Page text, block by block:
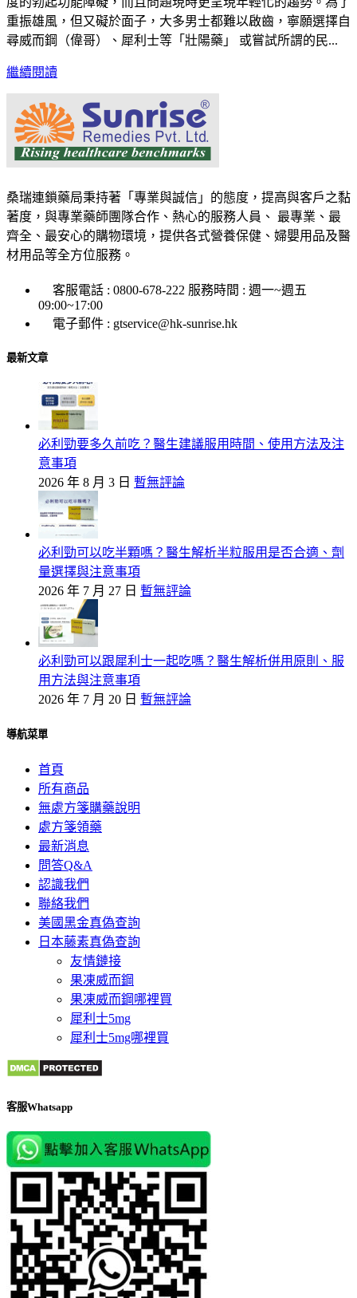
重振雄風，但又礙於面子，大多男士都難以啟齒，寧願選擇自
尋威而鋼（偉哥）、犀利士等「壯陽藥」 或嘗試所謂的民...
繼續閱讀
桑瑞連鎖藥局秉持著「專業與誠信」的態度，提高與客戶之黏
著度，與專業藥師團隊合作、熱心的服務人員、 最專業、最
齊全、最安心的購物環境，提供各式營養保健、婦嬰用品及醫
材用品等全方位服務。
客服電話 : 0800-678-222 服務時間 : 週一~週五
09:00~17:00
電子郵件 : gtservice@hk-sunrise.hk
最新文章
必利勁要多久前吃？醫生建議服用時間、使用方法及注
意事項
2026 年 8 月 3 日 暫無評論
必利勁可以吃半顆嗎？醫生解析半粒服用是否合適、劑
量選擇與注意事項
2026 年 7 月 27 日 暫無評論
必利勁可以跟犀利士一起吃嗎？醫生解析併用原則、服
用方法與注意事項
2026 年 7 月 20 日 暫無評論
導航菜單
首頁
所有商品
無處方箋購藥說明
處方箋領藥
最新消息
問答Q&A
認識我們
聯絡我們
美國黑金真偽查詢
日本藤素真偽查詢
友情鏈接
果凍威而鋼
果凍威而鋼哪裡買
犀利士5mg
犀利士5mg哪裡買
客服Whatsapp